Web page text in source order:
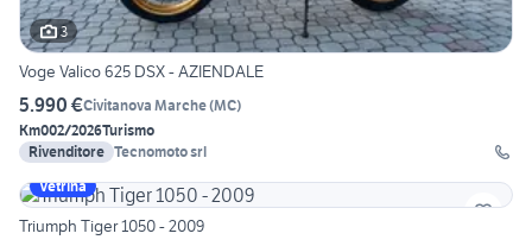
3
Voge Valico 625 DSX - AZIENDALE
5.990 €Civitanova Marche(MC)
Km002/2026Turismo
Rivenditore Tecnomoto srl
Vetrina
Triumph Tiger 1050 - 2009